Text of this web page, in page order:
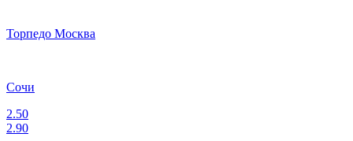
Торпедо Москва
Сочи
2.50
2.90